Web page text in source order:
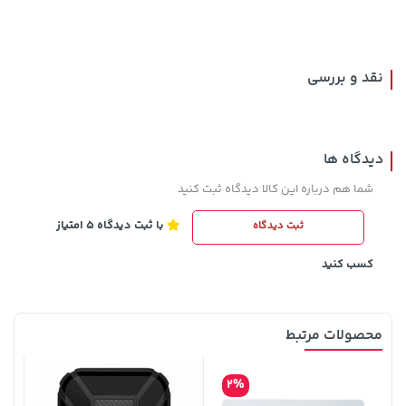
1,109,000 تومان خرید
185,000 تومان
نقد و بررسی
دیدگاه ها
شما هم درباره این کالا دیدگاه ثبت کنید
ثبت دیدگاه با ثبت دیدگاه 5 امتیاز
کسب کنید
محصولات مرتبط
2%